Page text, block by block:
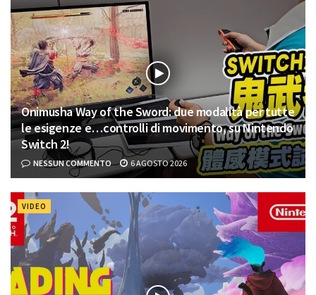
Onimusha Way of the Sword: due modalità per tutte
le esigenze e…controlli di movimento, su Nintendo
Switch 2!
NESSUN COMMENTO 6 AGOSTO 2026
VIDEO